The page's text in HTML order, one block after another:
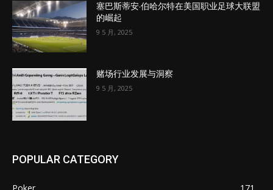
塞巴斯蒂安·伯哈尔特在美国职业足球大联盟
的崛起
9 5 月, 2025
赌场行业发展与洞察
9 5 月, 2025
POPULAR CATEGORY